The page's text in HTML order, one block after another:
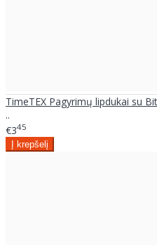
TimeTEX Pagyrimų lipdukai su
..
€345